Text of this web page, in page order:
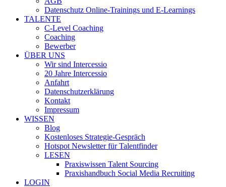
Datenschutz Online-Trainings und E-Learnings
TALENTE
C-Level Coaching
Coaching
Bewerber
ÜBER UNS
Wir sind Intercessio
20 Jahre Intercessio
Anfahrt
Datenschutzerklärung
Kontakt
Impressum
WISSEN
Blog
Kostenloses Strategie-Gespräch
Hotspot Newsletter für Talentfinder
LESEN
Praxiswissen Talent Sourcing
Praxishandbuch Social Media Recruiting
LOGIN